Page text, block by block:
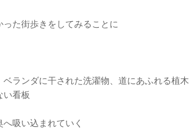
た街歩きをしてみることに
ランダに干された洗濯物、道にあふれる植木
い看板
吸い込まれていく